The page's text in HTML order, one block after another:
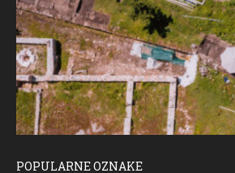
POPULARNE OZNAKE